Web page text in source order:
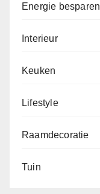
Energie besparen
Interieur
Keuken
Lifestyle
Raamdecoratie
Tuin